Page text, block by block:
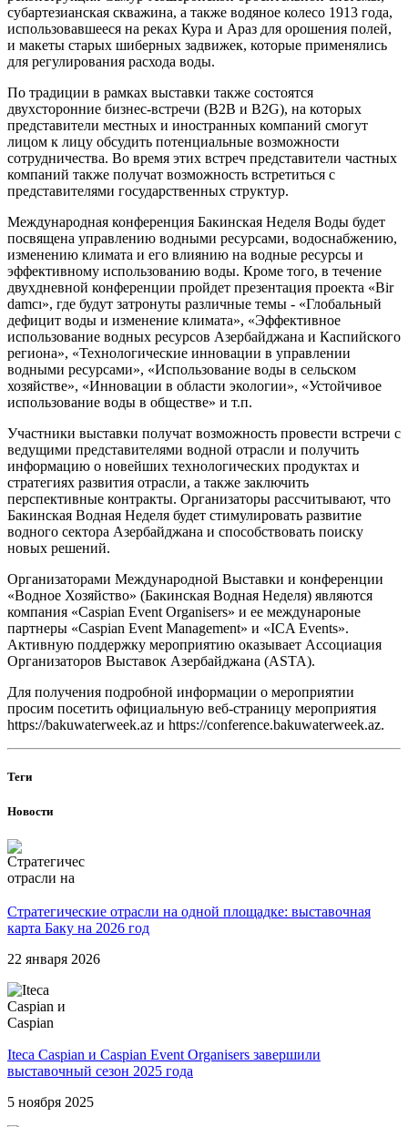
субартезианская скважина, а также водяное колесо 1913 года,
использовавшееся на реках Кура и Араз для орошения полей,
и макеты старых шиберных задвижек, которые применялись
для регулирования расхода воды.
По традиции в рамках выставки также состоятся
двухсторонние бизнес-встречи (В2В и B2G), на которых
представители местных и иностранных компаний смогут
лицом к лицу обсудить потенциальные возможности
сотрудничества. Во время этих встреч представители частных
компаний также получат возможность встретиться с
представителями государственных структур.
Международная конференция Бакинская Неделя Воды будет
посвящена управлению водными ресурсами, водоснабжению,
изменению климата и его влиянию на водные ресурсы и
эффективному использованию воды. Кроме того, в течение
двухдневной конференции пройдет презентация проекта «Bir
damcı», где будут затронуты различные темы - «Глобальный
дефицит воды и изменение климата», «Эффективное
использование водных ресурсов Азербайджана и Каспийского
региона», «Технологические инновации в управлении
водными ресурсами», «Использование воды в сельском
хозяйстве», «Инновации в области экологии», «Устойчивое
использование воды в обществе» и т.п.
Участники выставки получат возможность провести встречи с
ведущими представителями водной отрасли и получить
информацию о новейших технологических продуктах и
стратегиях развития отрасли, а также заключить
перспективные контракты. Организаторы рассчитывают, что
Бакинская Водная Неделя будет стимулировать развитие
водного сектора Азербайджана и способствовать поиску
новых решений.
Организаторами Международной Выставки и конференции
«Водное Хозяйство» (Бакинская Водная Неделя) являются
компания «Caspian Event Organisers» и ее междунароные
партнеры «Caspian Event Management» и «ICA Events».
Активную поддержку мероприятию оказывает Ассоциация
Организаторов Выставок Азербайджана (ASTA).
Для получения подробной информации о мероприятии
просим посетить официальную веб-страницу мероприятия
https://bakuwaterweek.az и https://conference.bakuwaterweek.az.
Теги
Новости
Стратегические отрасли на одной площадке: выставочная
карта Баку на 2026 год
22 января 2026
Iteca Caspian и Caspian Event Organisers завершили
выставочный сезон 2025 года
5 ноября 2025